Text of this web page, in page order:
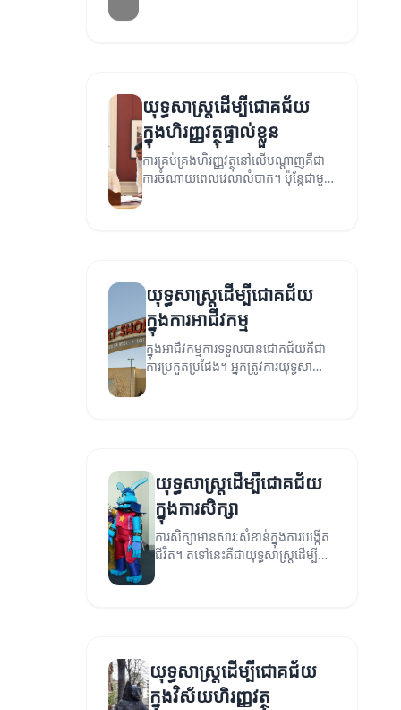
យុទ្ធសាស្ត្រដើម្បីជោគជ័យ
ក្នុងហិរញ្ញវត្ថុផ្ទាល់ខ្លួន
ការគ្រប់គ្រងហិរញ្ញវត្ថុនៅលើបណ្តាញគឺជា
ការចំណាយពេលវេលាលំបាក។ ប៉ុន្តែជាមួយ
យុទ្ធសាស្ត្រដែលត្រឹមត្រូវ អ្នកអាចសម្រេច
យុទ្ធសាស្ត្រដើម្បីជោគជ័យ
ក្នុងការអាជីវកម្ម
ក្នុងអាជីវកម្មការទទួលបានជោគជ័យគឺជា
ការប្រកួតប្រជែង។ អ្នកត្រូវការយុទ្ធសាស្ត្រ
យុទ្ធសាស្ត្រដើម្បីជោគជ័យ
ក្នុងការសិក្សា
ការសិក្សាមានសារៈសំខាន់ក្នុងការបង្កើត
ជីវិត។ តទៅនេះគឺជាយុទ្ធសាស្ត្រដើម្បី
ជោគជ័យក្នុងការសិក្សា។
យុទ្ធសាស្ត្រដើម្បីជោគជ័យ
ក្នុងវិស័យហិរញ្ញវត្ថុ